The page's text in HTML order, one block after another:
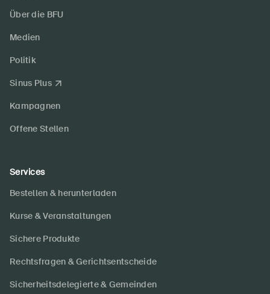
Über die BFU
Medien
Politik
Sinus Plus
Kampagnen
Offene Stellen
Services
Bestellen & herunterladen
Kurse & Veranstaltungen
Sichere Produkte
Rechtsfragen & Gerichtsentscheide
Sicherheitsdelegierte & Gemeinden